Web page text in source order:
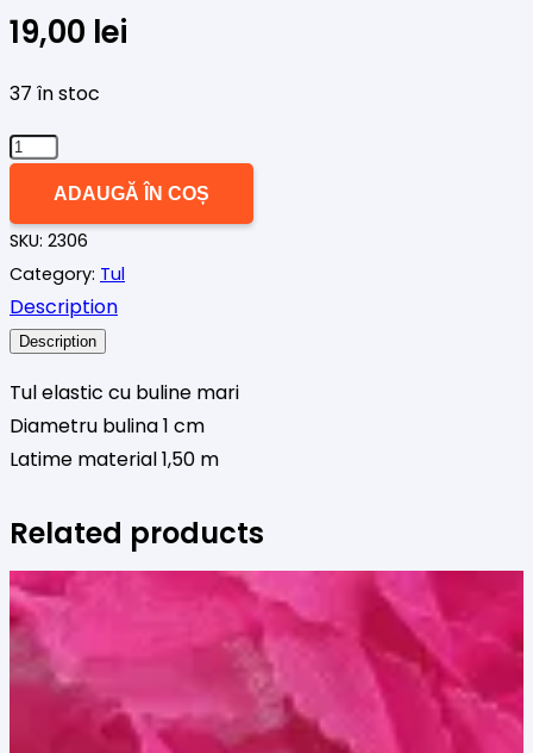
19,00 lei
37 în stoc
Cantitate
buline
mari
roz
pal
ADAUGĂ ÎN COȘ
SKU: 2306
Category: Tul
Description
Description
Tul elastic cu buline mari
Diametru bulina 1 cm
Latime material 1,50 m
Related products